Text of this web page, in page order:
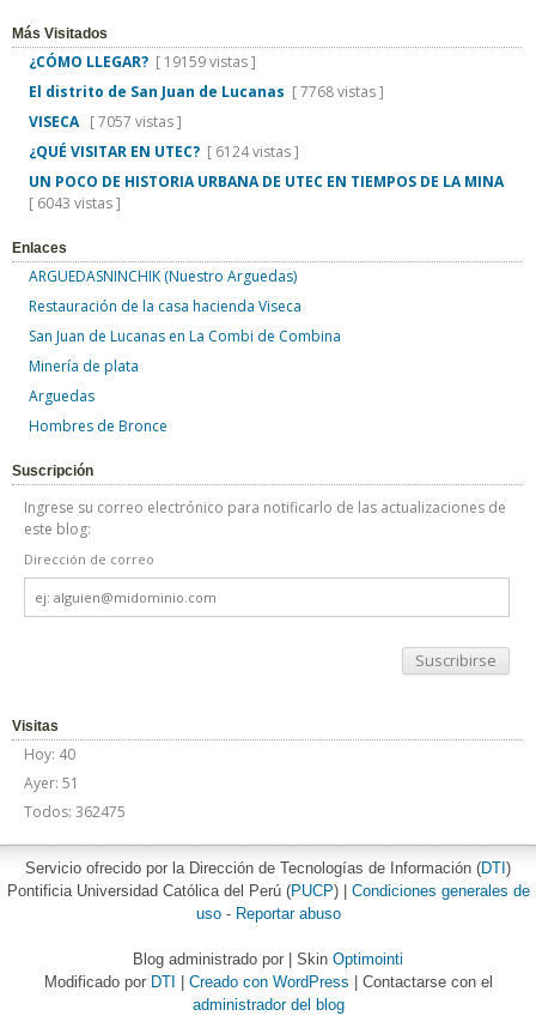
Más Visitados
¿CÓMO LLEGAR? [ 19159 vistas ]
El distrito de San Juan de Lucanas [ 7768 vistas ]
VISECA [ 7057 vistas ]
¿QUÉ VISITAR EN UTEC? [ 6124 vistas ]
UN POCO DE HISTORIA URBANA DE UTEC EN TIEMPOS DE LA MINA
[ 6043 vistas ]
Enlaces
ARGUEDASNINCHIK (Nuestro Arguedas)
Restauración de la casa hacienda Viseca
San Juan de Lucanas en La Combi de Combina
Minería de plata
Arguedas
Hombres de Bronce
Suscripción
Ingrese su correo electrónico para notificarlo de las actualizaciones de
este blog:
Dirección de correo
Dirección
de
correo
Visitas
Hoy: 40
Ayer: 51
Todos: 362475
Servicio ofrecido por la Dirección de Tecnologías de Información (DTI )
Pontificia Universidad Católica del Perú (PUCP) | Condiciones generales de
uso- Reportar abuso
Blog administrado por | Skin Optimointi
Modificado por DTI Creado con WordPress | Contactarse con el
administrador del blog